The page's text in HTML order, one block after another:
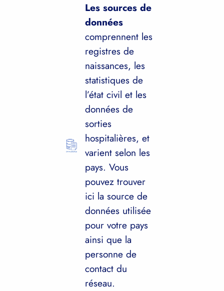
Les sources de
données
comprennent les
registres de
naissances, les
statistiques de
l’état civil et les
données de
sorties
hospitalières, et
varient selon les
pays. Vous
pouvez trouver
ici la source de
données utilisée
pour votre pays
ainsi que la
personne de
contact du
réseau.